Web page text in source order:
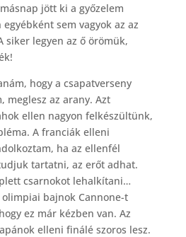
jött ki a győzelem
sem vagyok az az
siker legyen az ő örömük,
hogy a csapatverseny
meglesz az arany. Azt
ellen nagyon felkészültünk,
A franciák elleni
ha az ellenfél
tartatni, az erőt adhat.
csarnokot lehalkítani…
bajnok Cannone-t
ez már kézben van. Az
elleni finálé szoros lesz.